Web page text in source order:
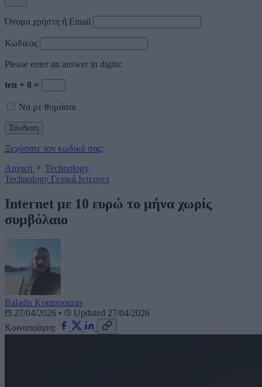
Όνομα χρήστη ή Email
Κωδικός
Please enter an answer in digits:
ten + 8 =
Να με θυμάσαι
Ξεχάσατε τον κωδικό σας;
Αρχική
Technology
Technology Γενικά Ιντερνετ
Internet με 10 ευρώ το μήνα χωρίς
συμβόλαιο
Baladis Koumpouras
27/04/2026 •
Updated 27/04/2026
Κοινοποίηση: